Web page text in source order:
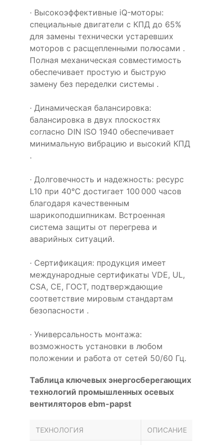
· Высокоэффективные iQ-моторы:
специальные двигатели с КПД до 65%
для замены технически устаревших
моторов с расщепленными полюсами .
Полная механическая совместимость
обеспечивает простую и быструю
замену без переделки системы .
· Динамическая балансировка:
балансировка в двух плоскостях
согласно DIN ISO 1940 обеспечивает
минимальную вибрацию и высокий КПД
.
· Долговечность и надежность: ресурс
L10 при 40°C достигает 100 000 часов
благодаря качественным
шарикоподшипникам. Встроенная
система защиты от перегрева и
аварийных ситуаций.
· Сертификация: продукция имеет
международные сертификаты VDE, UL,
CSA, CE, ГОСТ, подтверждающие
соответствие мировым стандартам
безопасности .
· Универсальность монтажа:
возможность установки в любом
положении и работа от сетей 50/60 Гц.
Таблица ключевых энергосберегающих
технологий промышленных осевых
вентиляторов ebm-papst
ТЕХНОЛОГИЯ ОПИСАНИЕ